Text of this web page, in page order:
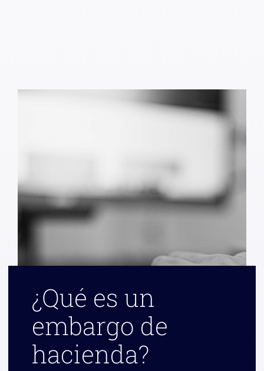
¿Qué es un
embargo de
hacienda?